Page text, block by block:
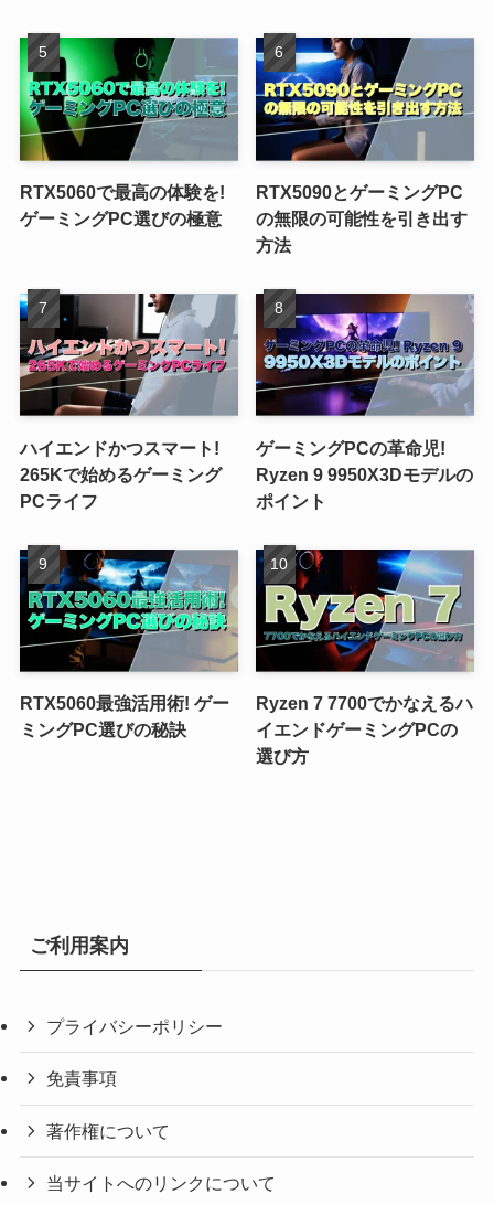
RTX5060で最高の体験を!
ゲーミングPC選びの極意
RTX5090とゲーミングPC
の無限の可能性を引き出す
方法
ハイエンドかつスマート!
265Kで始めるゲーミング
PCライフ
ゲーミングPCの革命児!
Ryzen 9 9950X3Dモデルの
ポイント
RTX5060最強活用術! ゲー
ミングPC選びの秘訣
Ryzen 7 7700でかなえるハ
イエンドゲーミングPCの
選び方
ご利用案内
プライバシーポリシー
免責事項
著作権について
当サイトへのリンクについて